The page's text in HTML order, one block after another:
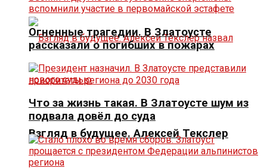
Взгляд в будущее. Алексей Текслер
Огненные трагедии. В Златоусте
рассказали о погибших в пожарах
Что за жизнь такая. В Златоусте шум из
подвала довёл до суда